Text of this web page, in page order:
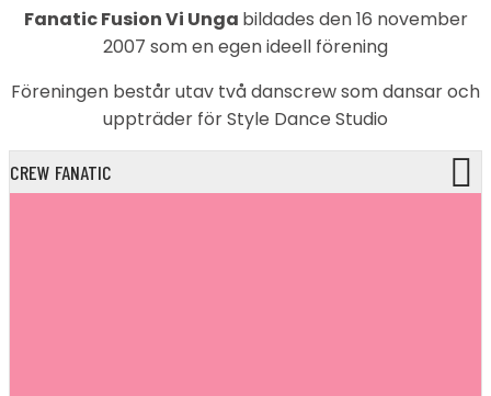
Fanatic Fusion Vi Unga bildades den 16 november
2007 som en egen ideell förening
Föreningen består utav två danscrew som dansar och
uppträder för Style Dance Studio
CREW FANATIC